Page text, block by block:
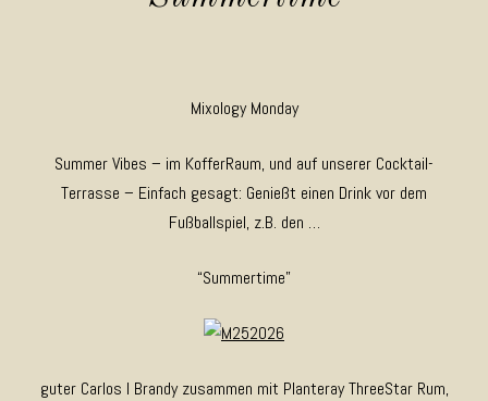
Mixology Monday
Summer Vibes – im KofferRaum, und auf unserer Cocktail-
Terrasse – Einfach gesagt: Genießt einen Drink vor dem
Fußballspiel, z.B. den …
“Summertime”
guter Carlos I Brandy zusammen mit Planteray ThreeStar Rum,